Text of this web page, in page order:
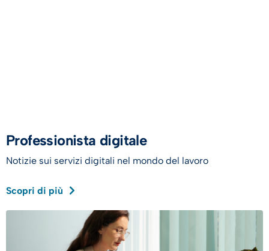
Professionista digitale
Notizie sui servizi digitali nel mondo del lavoro
Scopri di più